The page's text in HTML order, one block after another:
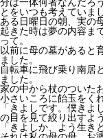
分は一体何者なんだろ
とをいつも考えていま
ある日曜日の朝、実の
起きた時は夢の内容ま
って。
以前に母の墓があると
ました。
自転車に飛び乗り南居
ました。
家の中から杖のついた
小さいころに飴玉をく
「きよしです。僕き
の目を見て絞り出すよ
「きよしか、よう生き